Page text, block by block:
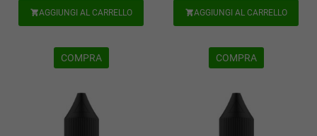
AGGIUNGI AL CARRELLO
COMPRA
AGGIUNGI AL CARRELLO
COMPRA